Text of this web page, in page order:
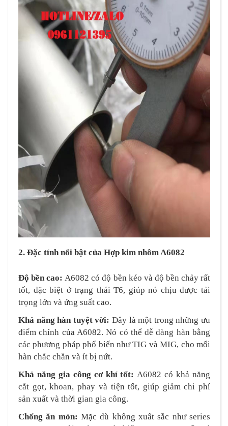
2. Đặc tính nổi bật của Hợp kim nhôm A6082
Độ bền cao:A6082 có độ bền kéo và độ bền chảy rất
tốt, đặc biệt ở trạng thái T6, giúp nó chịu được tải
trọng lớn và ứng suất cao.
Khả năng hàn tuyệt vời: Đây là một trong những ưu
điểm chính của A6082. Nó có thể dễ dàng hàn bằng
các phương pháp phổ biến như TIG và MIG, cho mối
hàn chắc chắn và ít bị nứt.
Khả năng gia công cơ khí tốt:A6082 có khả năng
cắt gọt, khoan, phay và tiện tốt, giúp giảm chi phí
sản xuất và thời gian gia công.
Chống ăn mòn: Mặc dù không xuất sắc như series